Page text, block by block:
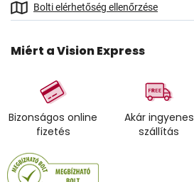
Bolti elérhetőség ellenőrzése
Miért a Vision Express
Bizonságos online
fizetés
Akár ingyenes
szállítás